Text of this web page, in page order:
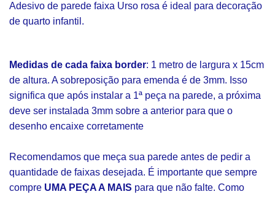
Adesivo de parede faixa Urso rosa é ideal para decoração
de quarto infantil.
Medidas de cada faixa border: 1 metro de largura x 15cm
de altura. A sobreposição para emenda é de 3mm. Isso
significa que após instalar a 1ª peça na parede, a próxima
deve ser instalada 3mm sobre a anterior para que o
desenho encaixe corretamente
Recomendamos que meça sua parede antes de pedir a
quantidade de faixas desejada. É importante que sempre
compre UMA PEÇA A MAIS para que não falte. Como